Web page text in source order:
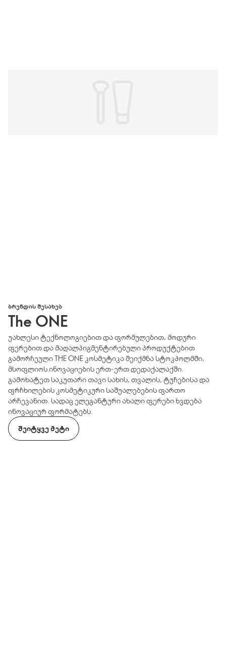
ᲑᲠᲔᲜᲓᲘᲡ ᲨᲔᲡᲐᲮᲔᲑ
The ONE
უახლესი ტექნოლოგიებით და ფორმულებით, მოდური
ფერებით და მაღალპიგმენტირებული პროდუქტებით
გამორჩეული THE ONE კოსმეტიკა შეიქმნა სტოკჰოლმში,
მსოფლიოს ინოვაციების ერთ-ერთ დედაქალაქში.
გამოხატეთ საკუთარი თავი სახის, თვალის, ტუჩებისა და
ფრჩხილების კოსმეტიკური საშუალებების ფართო
არჩევანით. სადაც ელეგანტური ახალი ფერები ხვდება
ინოვაციურ ფორმატებს.
ᲨᲔᲘᲢᲧᲕᲔ ᲛᲔᲢᲘ